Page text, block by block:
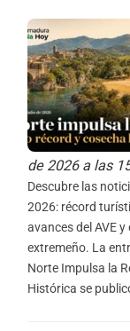
de 2026 a las
Descubre las
2026: récord
avances del AVE
extremeño. La
Norte Impulsa la
Histórica se